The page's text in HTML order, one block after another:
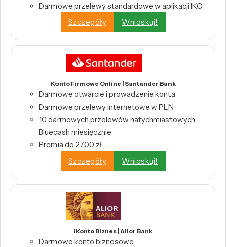
Darmowe przelewy standardowe w aplikacji IKO
Szczegóły
Wnioskuj!
Konto Firmowe Online | Santander Bank
Darmowe otwarcie i prowadzenie konta
Darmowe przelewy internetowe w PLN
10 darmowych przelewów natychmiastowych
Bluecash miesięcznie
Premia do 2700 zł
Szczegóły
Wnioskuj!
iKonto Biznes | Alior Bank
Darmowe konto biznesowe